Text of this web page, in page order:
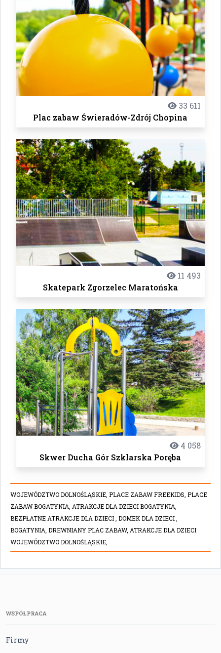
33 611
Plac zabaw Świeradów-Zdrój Chopina
11 493
Skatepark Zgorzelec Maratońska
4 058
Skwer Ducha Gór Szklarska Poręba
WOJEWÓDZTWO DOLNOŚLĄSKIE, PLACE ZABAW FREEKIDS, PLACE
ZABAW BOGATYNIA, ATRAKCJE DLA DZIECI BOGATYNIA,
BEZPŁATNE ATRAKCJE DLA DZIECI , DOMEK DLA DZIECI ,
BOGATYNIA, DREWNIANY PLAC ZABAW, ATRAKCJE DLA DZIECI
WOJEWÓDZTWO DOLNOŚLĄSKIE,
WSPÓŁPRACA
Firmy